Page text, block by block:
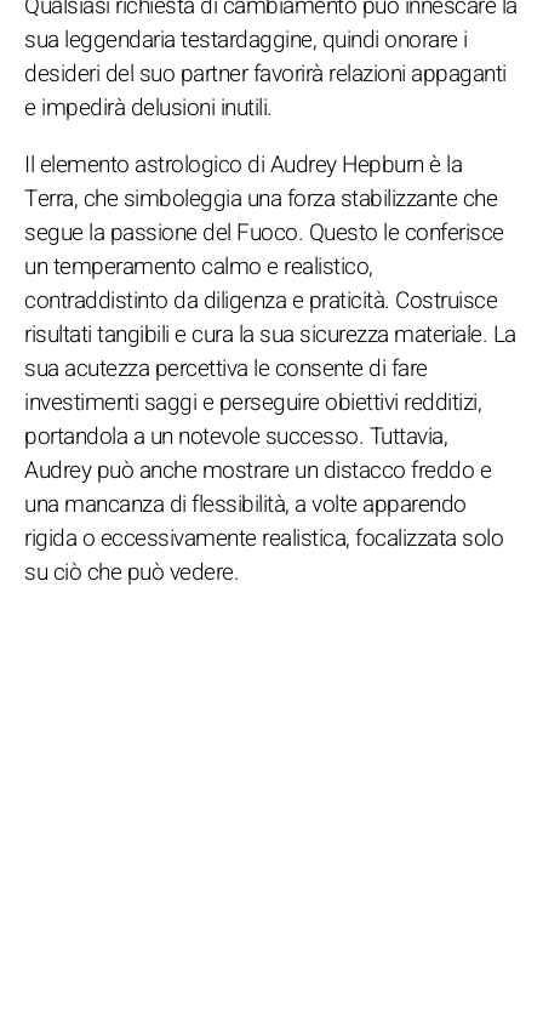
sua leggendaria testardaggine, quindi onorare i
desideri del suo partner favorirà relazioni appaganti
e impedirà delusioni inutili.
Il elemento astrologico di Audrey Hepburn è la
Terra, che simboleggia una forza stabilizzante che
segue la passione del Fuoco. Questo le conferisce
un temperamento calmo e realistico,
contraddistinto da diligenza e praticità. Costruisce
risultati tangibili e cura la sua sicurezza materiale. La
sua acutezza percettiva le consente di fare
investimenti saggi e perseguire obiettivi redditizi,
portandola a un notevole successo. Tuttavia,
Audrey può anche mostrare un distacco freddo e
una mancanza di flessibilità, a volte apparendo
rigida o eccessivamente realistica, focalizzata solo
su ciò che può vedere.